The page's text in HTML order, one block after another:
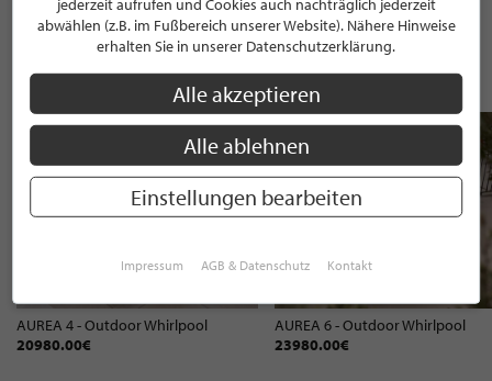
WEITERE PRODUKTE VON WHIRLPOOL
CENTER GMBH
AUREA 4 - Outdoor Whirlpool
20980.00€
AUREA 6 - Outdoor Whirlpool
23980.00€
jederzeit aufrufen und Cookies auch nachträglich jederzeit
abwählen (z.B. im Fußbereich unserer Website). Nähere Hinweise
erhalten Sie in unserer Datenschutzerklärung.
Alle akzeptieren
Alle ablehnen
Einstellungen bearbeiten
Impressum AGB & Datenschutz Kontakt